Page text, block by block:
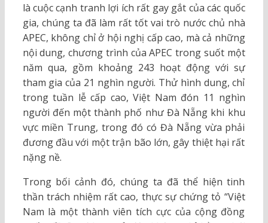
là cuộc cạnh tranh lợi ích rất gay gắt của các quốc
gia, chúng ta đã làm rất tốt vai trò nước chủ nhà
APEC, không chỉ ở hội nghị cấp cao, mà cả những
nội dung, chương trình của APEC trong suốt một
năm qua, gồm khoảng 243 hoạt động với sự
tham gia của 21 nghìn người. Thử hình dung, chỉ
trong tuần lễ cấp cao, Việt Nam đón 11 nghìn
người đến một thành phố như Đà Nẵng khi khu
vực miền Trung, trong đó có Đà Nẵng vừa phải
đương đầu với một trận bão lớn, gây thiệt hại rất
nặng nề.
Trong bối cảnh đó, chúng ta đã thể hiện tinh
thần trách nhiệm rất cao, thực sự chứng tỏ “Việt
Nam là một thành viên tích cực của cộng đồng